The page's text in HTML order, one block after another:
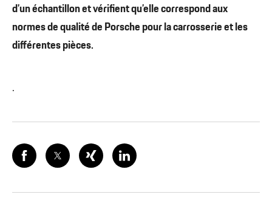
d’un échantillon et vérifient qu’elle correspond aux
normes de qualité de Porsche pour la carrosserie et les
différentes pièces.
.